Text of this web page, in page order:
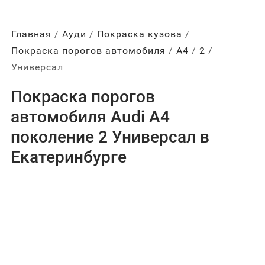
Главная Ауди
Покраска кузова
Покраска порогов автомобиля
А4
2
Универсал
Покраска порогов
автомобиля Audi A4
поколение 2 Универсал в
Екатеринбурге